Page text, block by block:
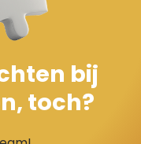
bij
toch?